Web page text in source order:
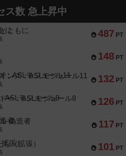
ス数 急上昇中
487 PT
ともに
148 PT
132 PT
ンズ：ASLモジュール11
126 PT
ー：ASLモジュール8
117 PT
偽造者
101 PT
（拡張）